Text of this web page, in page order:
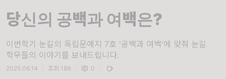
당신의 공백과 여백은?
이번학기 눈길의 독립문예지 7호 '공백과 여백'에 맞춰 눈길
학우들의 이야기를 보내드립니다.
2025.06.14 조회 189 0